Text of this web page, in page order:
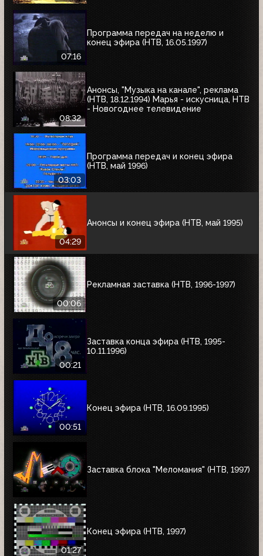
07:16
Программа передач на неделю и
конец эфира (НТВ, 16.05.1997)
08:32
Анонсы, "Музыка на канале", реклама
(НТВ, 18.12.1994) Марья - искусница, НТВ
- Новогоднее телевидение
03:03
Программа передач и конец эфира
(НТВ, май 1996)
04:29
Анонсы и конец эфира (НТВ, май 1995)
00:06
Рекламная заставка (НТВ, 1996-1997)
00:21
Заставка конца эфира (НТВ, 1995-
10.11.1996)
00:51
Конец эфира (НТВ, 16.09.1995)
Заставка блока "Меломания" (НТВ, 1997)
01:27
Конец эфира (НТВ, 1997)